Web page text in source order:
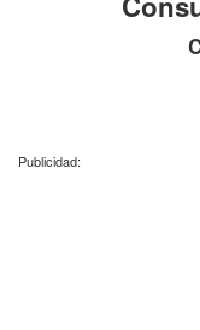
Publicidad: